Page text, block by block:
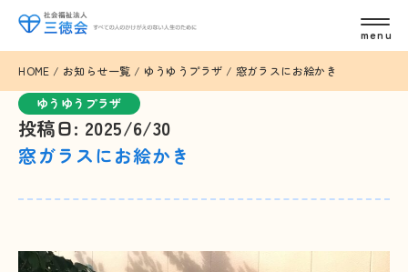
HOME / お知らせ一覧 / ゆうゆうプラザ / 窓ガラスにお絵かき
ゆうゆうプラザ
投稿日: 2025/6/30
窓ガラスにお絵かき